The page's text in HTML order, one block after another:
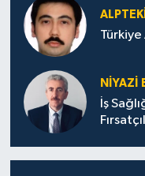
NİYAZİ
İş